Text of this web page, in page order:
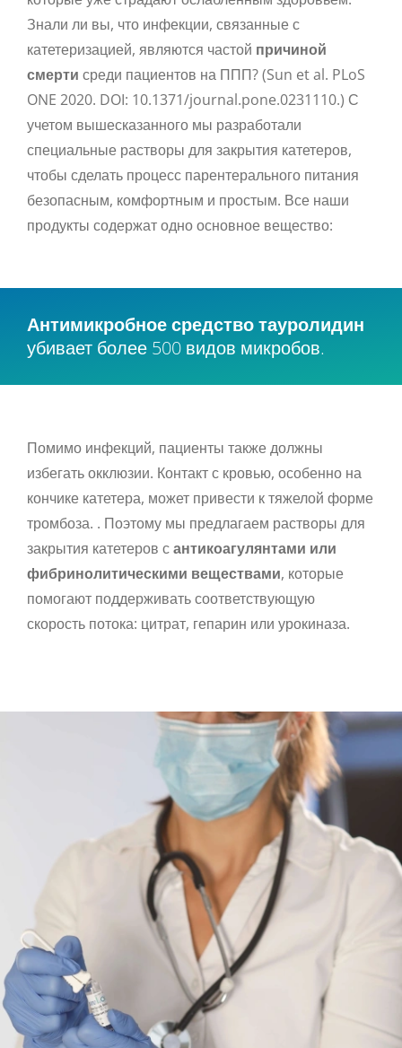
Знали ли вы, что инфекции, связанные с
катетеризацией, являются частой причиной
смерти среди пациентов на ППП? (Sun et al. PLoS
ONE 2020. DOI: 10.1371/journal.pone.0231110.) С
учетом вышесказанного мы разработали
специальные растворы для закрытия катетеров,
чтобы сделать процесс парентерального питания
безопасным, комфортным и простым. Все наши
продукты содержат одно основное вещество:
Антимикробное средство тауролидин
убивает более 500 видов микробов.
Помимо инфекций, пациенты также должны
избегать окклюзии. Контакт с кровью, особенно на
кончике катетера, может привести к тяжелой форме
тромбоза. . Поэтому мы предлагаем растворы для
закрытия катетеров сантикоагулянтами или
фибринолитическими веществами, которые
помогают поддерживать соответствующую
скорость потока: цитрат, гепарин или урокиназа.